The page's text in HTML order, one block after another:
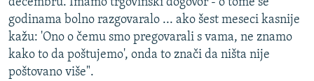
godinama bolno razgovaralo ... ako šest meseci kasnije
kažu: 'Ono o čemu smo pregovarali s vama, ne znamo
kako to da poštujemo', onda to znači da ništa nije
poštovano više".